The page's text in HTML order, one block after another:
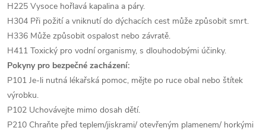
H225 Vysoce hořlavá kapalina a páry.
H304 Při požití a vniknutí do dýchacích cest může způsobit smrt.
H336 Může způsobit ospalost nebo závratě.
H411 Toxický pro vodní organismy, s dlouhodobými účinky.
Pokyny pro bezpečné zacházení:
P101 Je-li nutná lékařská pomoc, mějte po ruce obal nebo štítek
výrobku.
P102 Uchovávejte mimo dosah dětí.
P210 Chraňte před teplem/jiskrami/ otevřeným plamenem/ horkými